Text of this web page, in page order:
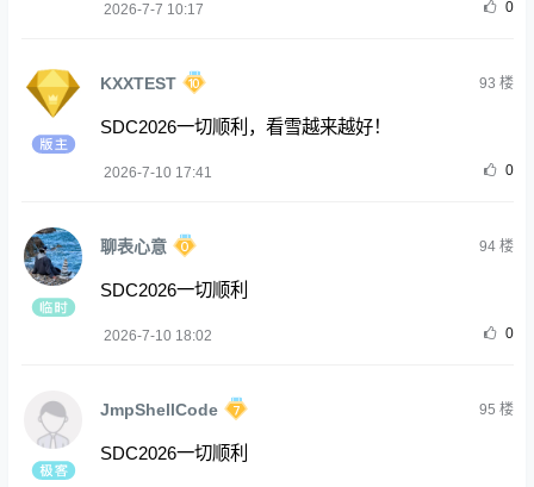
2026-7-7 10:17 0
KXXTEST 93 楼
SDC2026一切顺利，看雪越来越好！
2026-7-10 17:41 0
聊表心意 94楼
SDC2026一切顺利
2026-7-10 18:02 0
JmpShellCode 95 楼
SDC2026一切顺利